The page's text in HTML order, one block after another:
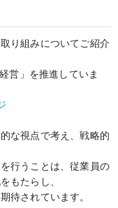
り組みについてご紹介
営」を推進していま
な視点で考え、戦略的
行うことは、従業員の
もたらし、
待されています。